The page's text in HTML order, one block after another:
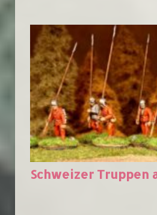
Schweizer Truppen